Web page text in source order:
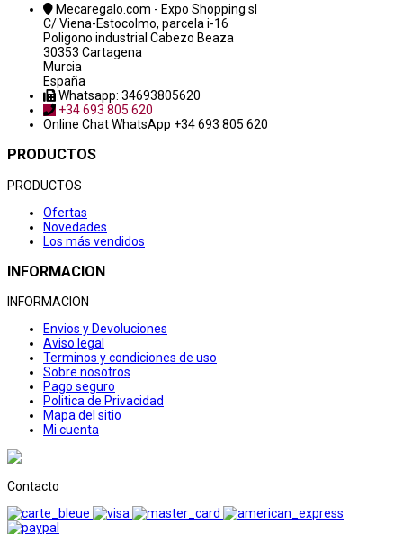
Mecaregalo.com - Expo Shopping sl
C/ Viena-Estocolmo, parcela i-16
Poligono industrial Cabezo Beaza
30353 Cartagena
Murcia
España
Whatsapp: 34693805620
+34 693 805 620
Online ChatWhatsApp +34 693 805 620
PRODUCTOS
PRODUCTOS
Ofertas
Novedades
Los más vendidos
INFORMACION
INFORMACION
Envios y Devoluciones
Aviso legal
Terminos y condiciones de uso
Sobre nosotros
Pago seguro
Politica de Privacidad
Mapa del sitio
Mi cuenta
Contacto